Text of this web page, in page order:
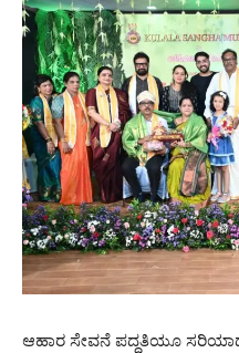
ಆಹಾರ ಸೇವನೆ ಪದ್ದತಿಯೂ